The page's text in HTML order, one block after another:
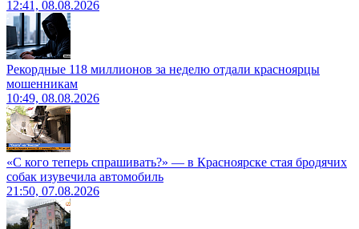
12:41, 08.08.2026
Рекордные 118 миллионов за неделю отдали красноярцы
мошенникам
10:49, 08.08.2026
«С кого теперь спрашивать?» — в Красноярске стая бродячих
собак изувечила автомобиль
21:50, 07.08.2026